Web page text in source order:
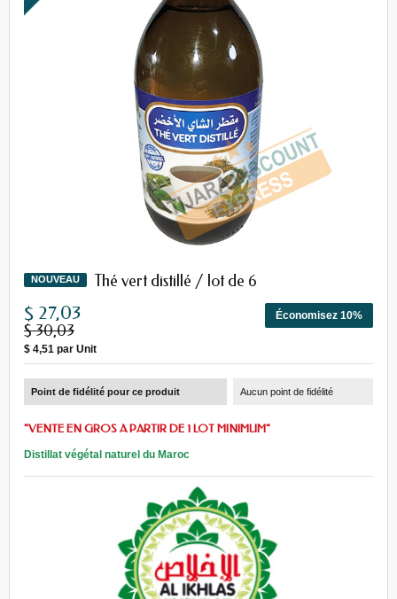
NOUVEAU Thé vert distillé / lot de 6
Économisez 10%
$ 27,03
$ 30,03
$ 4,51 par Unit
Point de fidélité pour ce produit Aucun point de fidélité
"VENTE EN GROS A PARTIR DE 1 LOT MINIMUM"
Distillat végétal naturel du Maroc